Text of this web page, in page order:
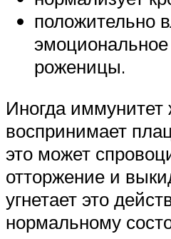
положительно
роженицы.
Иногда
воспринимает
это может
отторжение и
угнетает это
нормальному